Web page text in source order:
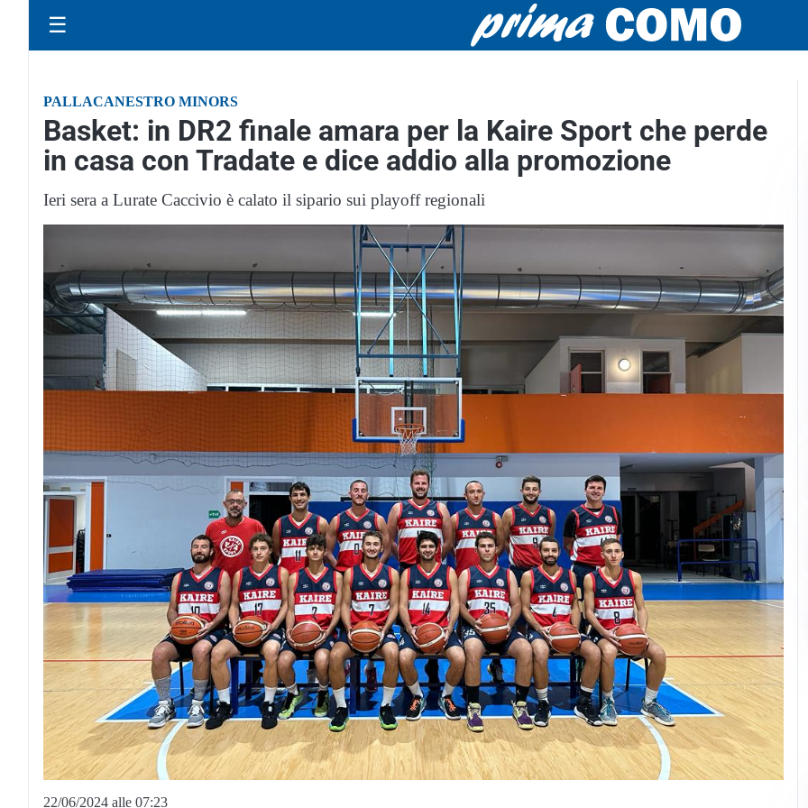
☰
PALLACANESTRO MINORS
Basket: in DR2 finale amara per la Kaire Sport che perde
in casa con Tradate e dice addio alla promozione
Ieri sera a Lurate Caccivio è calato il sipario sui playoff regionali
22/06/2024 alle 07:23